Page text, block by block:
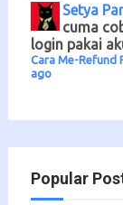
Setya
cuma
login pakai
Cara Me-Refund
ago
Popular